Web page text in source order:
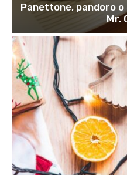
Panettone, pandoro
Mr.